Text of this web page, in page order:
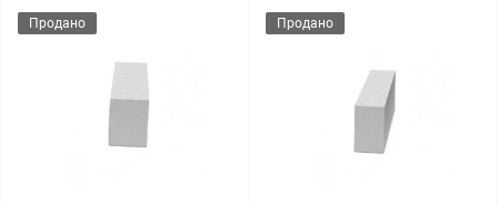
Продано Продано